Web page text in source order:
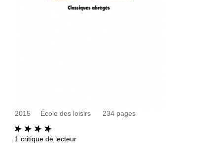
2015 École des loisirs 234 pages
1 critique de lecteur